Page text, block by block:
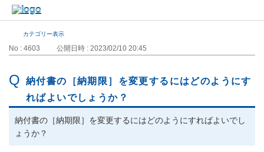
カテゴリー表示
No : 4603 公開日時 : 2023/02/10 20:45
納付書の［納期限］を変更するにはどのようにす
ればよいでしょうか？
納付書の［納期限］を変更するにはどのようにすればよいでし
ょうか？